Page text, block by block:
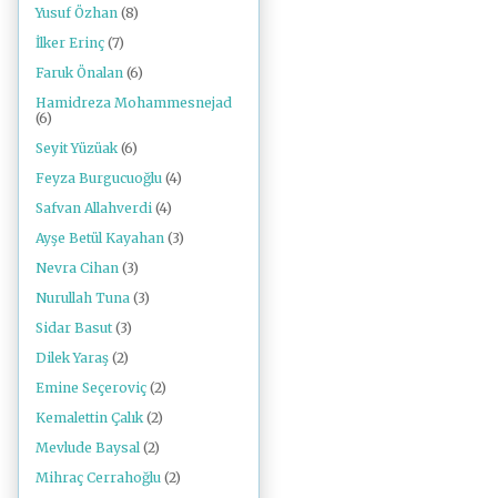
Yusuf Özhan (8)
İlker Erinç (7)
Faruk Önalan (6)
Hamidreza Mohammesnejad
(6)
Seyit Yüzüak (6)
Feyza Burgucuoğlu (4)
Safvan Allahverdi (4)
Ayşe Betül Kayahan (3)
Nevra Cihan (3)
Nurullah Tuna (3)
Sidar Basut (3)
Dilek Yaraş (2)
Emine Seçeroviç (2)
Kemalettin Çalık (2)
Mevlude Baysal (2)
Mihraç Cerrahoğlu (2)